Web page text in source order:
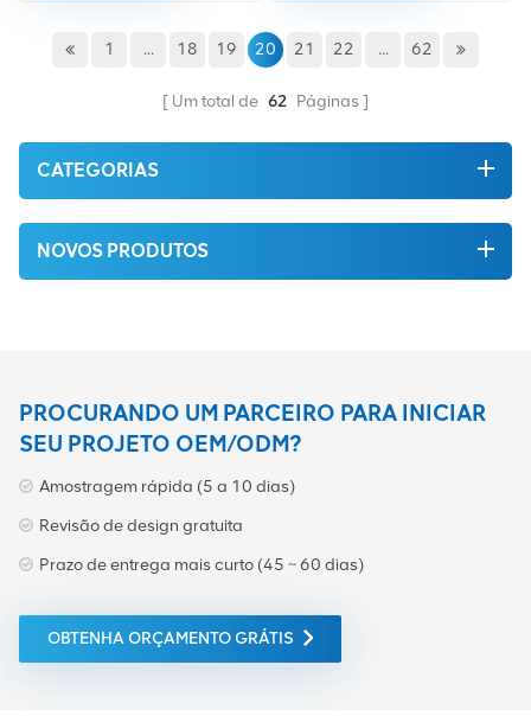
mercado verde do mais
ambiental. Tudo isso é
fornecido ao melhor preço
possível.
1 ... 18 19 20 21 22 ... 62
Um total de 62 Páginas
CATEGORIAS
NOVOS PRODUTOS
PROCURANDO UM PARCEIRO PARA INICIAR
SEU PROJETO OEM/ODM?
Amostragem rápida (5 a 10 dias)
Revisão de design gratuita
Prazo de entrega mais curto (45 ~ 60 dias)
OBTENHA ORÇAMENTO GRÁTIS